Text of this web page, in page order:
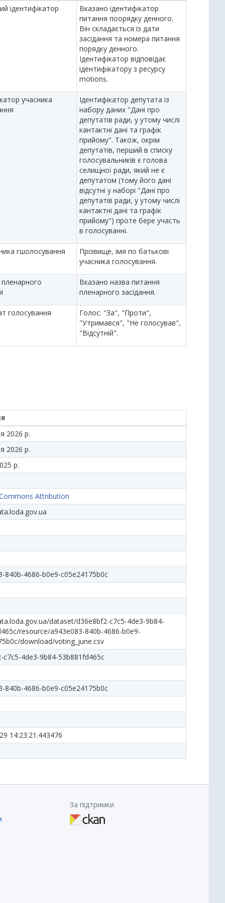
ідентифікатор
Вказано ідентифікатор
питання поорядку денного.
Він складається із дати
засідання та номера питання
порядку денного.
Ідентифікатор відповідає
ідентифікатору з ресурсу
motions.
учасника
Ідентифікатор депутата із
набору даних "Дані про
депутатів ради, у утому числі
кантактні дані та графік
прийому". Також, окрім
депутатів, перший в списку
голосувальників є голова
селищної ради, який не є
депутатом (тому його дані
відсутні у наборі "Дані про
депутатів ради, у утому числі
кантактні дані та графік
прийому") проте бере участь
в голосуванні.
гшолосування
Прізвище, імя по батькові
учасника голосування.
Вказано назва питання
пленарного засідання.
голосування
Голос: "За", "Проти",
"Утримався", "Не голосував",
"Відсутній".
2026 р.
2026 р.
р.
Attribution
840b-4686-b0e9-c05e24175b0c
dataset/d36e8bf2-c7c5-4de3-9b84-
resource/a943e083-840b-4686-b0e9-
download/voting_june.csv
c7c5-4de3-9b84-53b881fd465c
840b-4686-b0e9-c05e24175b0c
14:23:21.443476
За підтримки